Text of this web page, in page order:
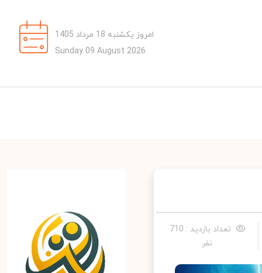
امروز یکشنبه 18 مرداد 1405
Sunday 09 August 2026
تعداد بازدید : 710
نفر